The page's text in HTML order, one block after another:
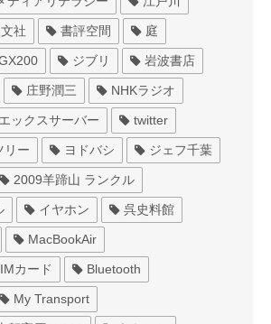
社 書評空間 庭
ジブリ 岩波書店
庄野潤三 NHKラジオ
エックスサーバー twitter
リー ヨドバシ ジェフ千葉
2009羊蹄山 ランクル
イヤホン 呉史料館
MacBookAir
カード Bluetooth
My Transport